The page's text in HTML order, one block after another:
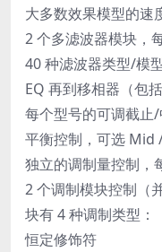
大多数效果模型的速
2 个多滤波器模块，
40 种滤波器类型/模
EQ 再到移相器（包
每个型号的可调截止/
平衡控制，可选 Mid /
独立的调制量控制，
2 个调制模块控制（
块有 4 种调制类型：
恒定修饰符